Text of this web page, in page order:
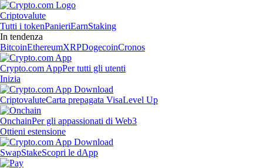
Criptovalute
Tutti i tokenPanieriEarnStaking
In tendenza
BitcoinEthereumXRPDogecoinCronos
Crypto.com AppPer tutti gli utenti
Inizia
CriptovaluteCarta prepagata VisaLevel Up
OnchainPer gli appassionati di Web3
Ottieni estensione
SwapStakeScopri le dApp